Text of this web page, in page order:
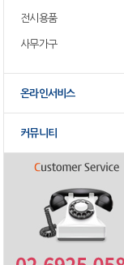
전시용품
사무가구
온라인서비스
커뮤니티